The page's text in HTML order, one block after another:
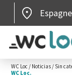
Espagne
WC Loc / Noticias / Sin
WC Loc.